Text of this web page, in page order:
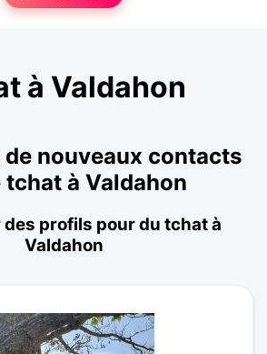
à Valdahon
de nouveaux contacts
tchat à Valdahon
profils pour du tchat à
Valdahon